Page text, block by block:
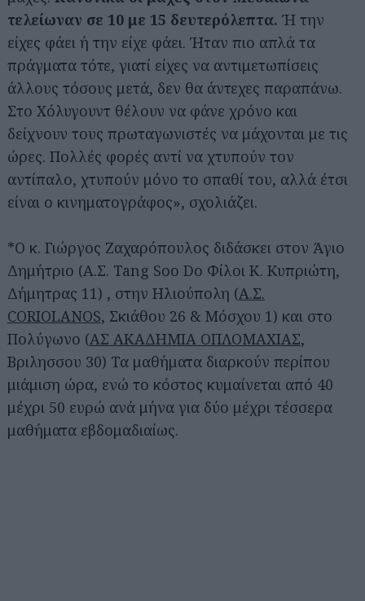
τελείωναν σε 10 με 15 δευτερόλεπτα. Ή την
είχες φάει ή την είχε φάει. Ήταν πιο απλά τα
πράγματα τότε, γιατί είχες να αντιμετωπίσεις
άλλους τόσους μετά, δεν θα άντεχες παραπάνω.
Στο Χόλυγουντ θέλουν να φάνε χρόνο και
δείχνουν τους πρωταγωνιστές να μάχονται με τις
ώρες. Πολλές φορές αντί να χτυπούν τον
αντίπαλο, χτυπούν μόνο το σπαθί του, αλλά έτσι
είναι ο κινηματογράφος», σχολιάζει.
*Ο κ. Γιώργος Ζαχαρόπουλος διδάσκει στον Άγιο
Δημήτριο (Α.Σ. Tang Soo Do Φίλοι Κ. Κυπριώτη,
Δήμητρας 11) , στην Ηλιούπολη (Α.Σ.
CORIOLANOS, Σκιάθου 26 & Μόσχου 1) και στο
Πολύγωνο (ΑΣ ΑΚΑΔΗΜΙΑ ΟΠΛΟΜΑΧΙΑΣ,
Βριλησσου 30) Τα μαθήματα διαρκούν περίπου
μιάμιση ώρα, ενώ το κόστος κυμαίνεται από 40
μέχρι 50 ευρώ ανά μήνα για δύο μέχρι τέσσερα
μαθήματα εβδομαδιαίως.